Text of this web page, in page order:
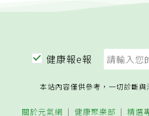
健康報e報
本站內容僅供參考，一切診斷與
關於元氣網 健康聚樂部 精選